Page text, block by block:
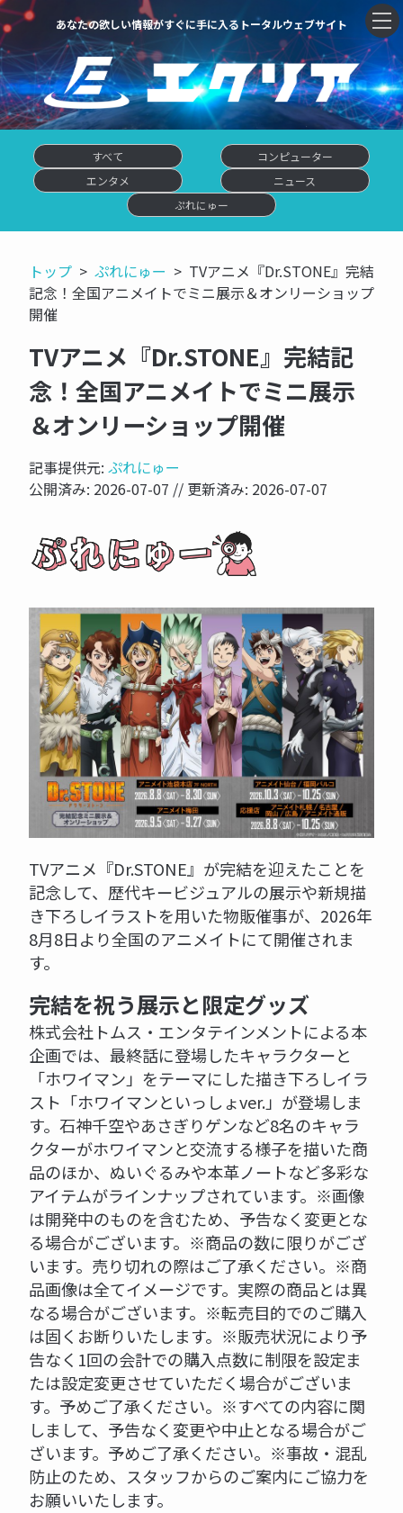
あなたの欲しい情報がすぐに手に入るトータルウェブサイト
すべて
コンピューター
エンタメ
ニュース
ぷれにゅー
トップ ぷれにゅー
TVアニメ『Dr.STONE』完結
記念！全国アニメイトでミニ展示＆オンリーショップ
開催
TVアニメ『Dr.STONE』完結記
念！全国アニメイトでミニ展示
＆オンリーショップ開催
記事提供元: ぷれにゅー
公開済み: 2026-07-07 // 更新済み: 2026-07-07
TVアニメ『Dr.STONE』が完結を迎えたことを
記念して、歴代キービジュアルの展示や新規描
き下ろしイラストを用いた物販催事が、2026年
8月8日より全国のアニメイトにて開催されま
す。
完結を祝う展示と限定グッズ
株式会社トムス・エンタテインメントによる本
企画では、最終話に登場したキャラクターと
「ホワイマン」をテーマにした描き下ろしイラ
スト「ホワイマンといっしょver.」が登場しま
す。石神千空やあさぎりゲンなど8名のキャラ
クターがホワイマンと交流する様子を描いた商
品のほか、ぬいぐるみや本革ノートなど多彩な
アイテムがラインナップされています。※画像
は開発中のものを含むため、予告なく変更とな
る場合がございます。※商品の数に限りがござ
います。売り切れの際はご了承ください。※商
品画像は全てイメージです。実際の商品とは異
なる場合がございます。※転売目的でのご購入
は固くお断りいたします。※販売状況により予
告なく1回の会計での購入点数に制限を設定ま
たは設定変更させていただく場合がございま
す。予めご了承ください。※すべての内容に関
しまして、予告なく変更や中止となる場合がご
ざいます。予めご了承ください。※事故・混乱
防止のため、スタッフからのご案内にご協力を
お願いいたします。